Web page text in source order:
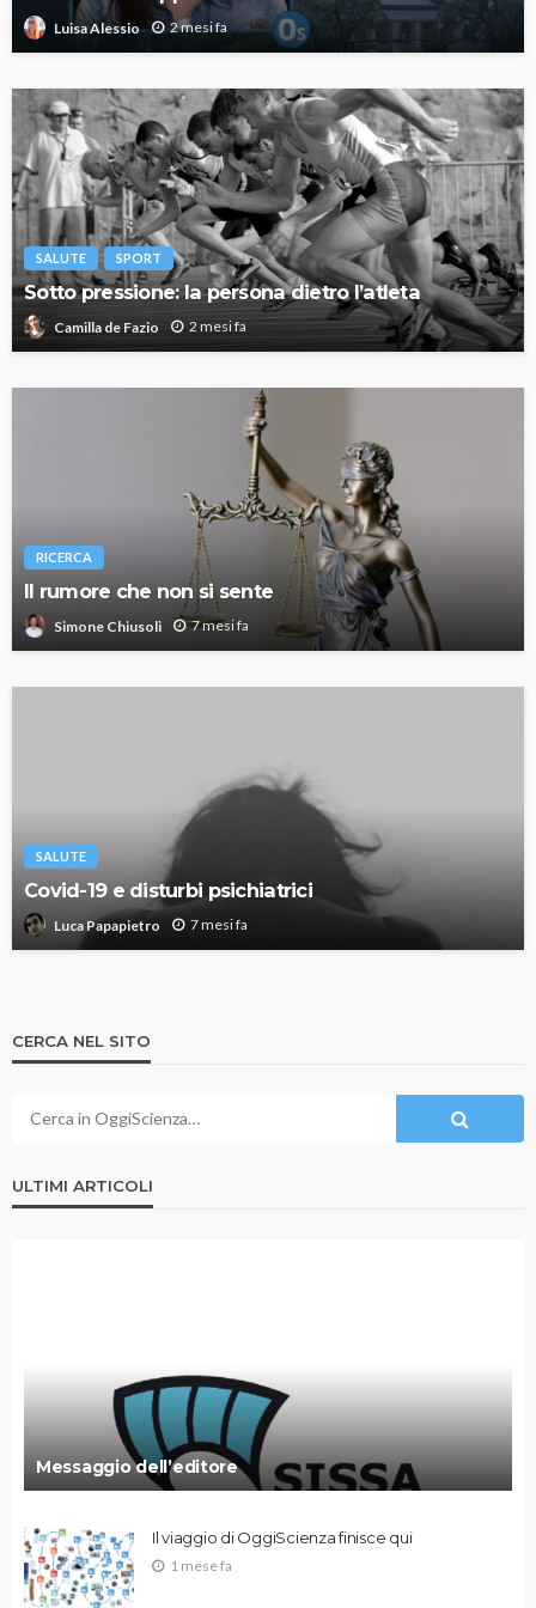
Luisa Alessio 2 mesi fa
SALUTE SPORT
Sotto pressione: la persona dietro l’atleta
Camilla de Fazio 2 mesi fa
RICERCA
Il rumore che non si sente
Simone Chiusoli 7 mesi fa
SALUTE
Covid-19 e disturbi psichiatrici
Luca Papapietro 7 mesi fa
CERCA NEL SITO
ULTIMI ARTICOLI
Messaggio dell’editore
Il viaggio di OggiScienza finisce qui
1 mese fa